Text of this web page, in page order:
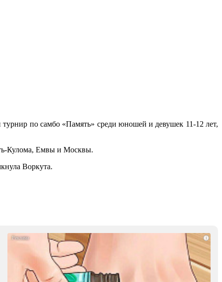
по самбо «Память» среди юношей и девушек 11-12 лет,
Кулома, Емвы и Москвы.
Воркута.
i